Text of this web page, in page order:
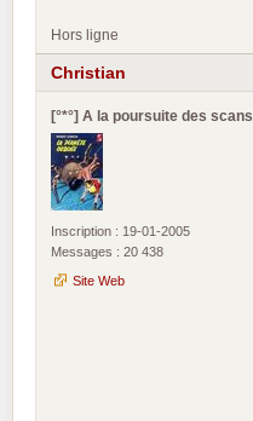
Hors ligne
Christian
[°*°] A la poursuite des scans
Inscription : 19-01-2005
Messages : 20 438
Site Web